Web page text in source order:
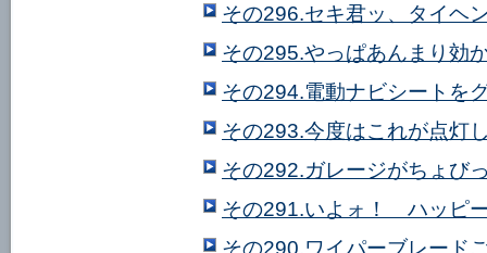
その296.セキ君ッ、タイヘ
その295.やっぱあんまり効
その294.電動ナビシートを
その293.今度はこれが点灯
その292.ガレージがちょび
その291.いよォ！ ハッピ
その290.ワイパーブレード